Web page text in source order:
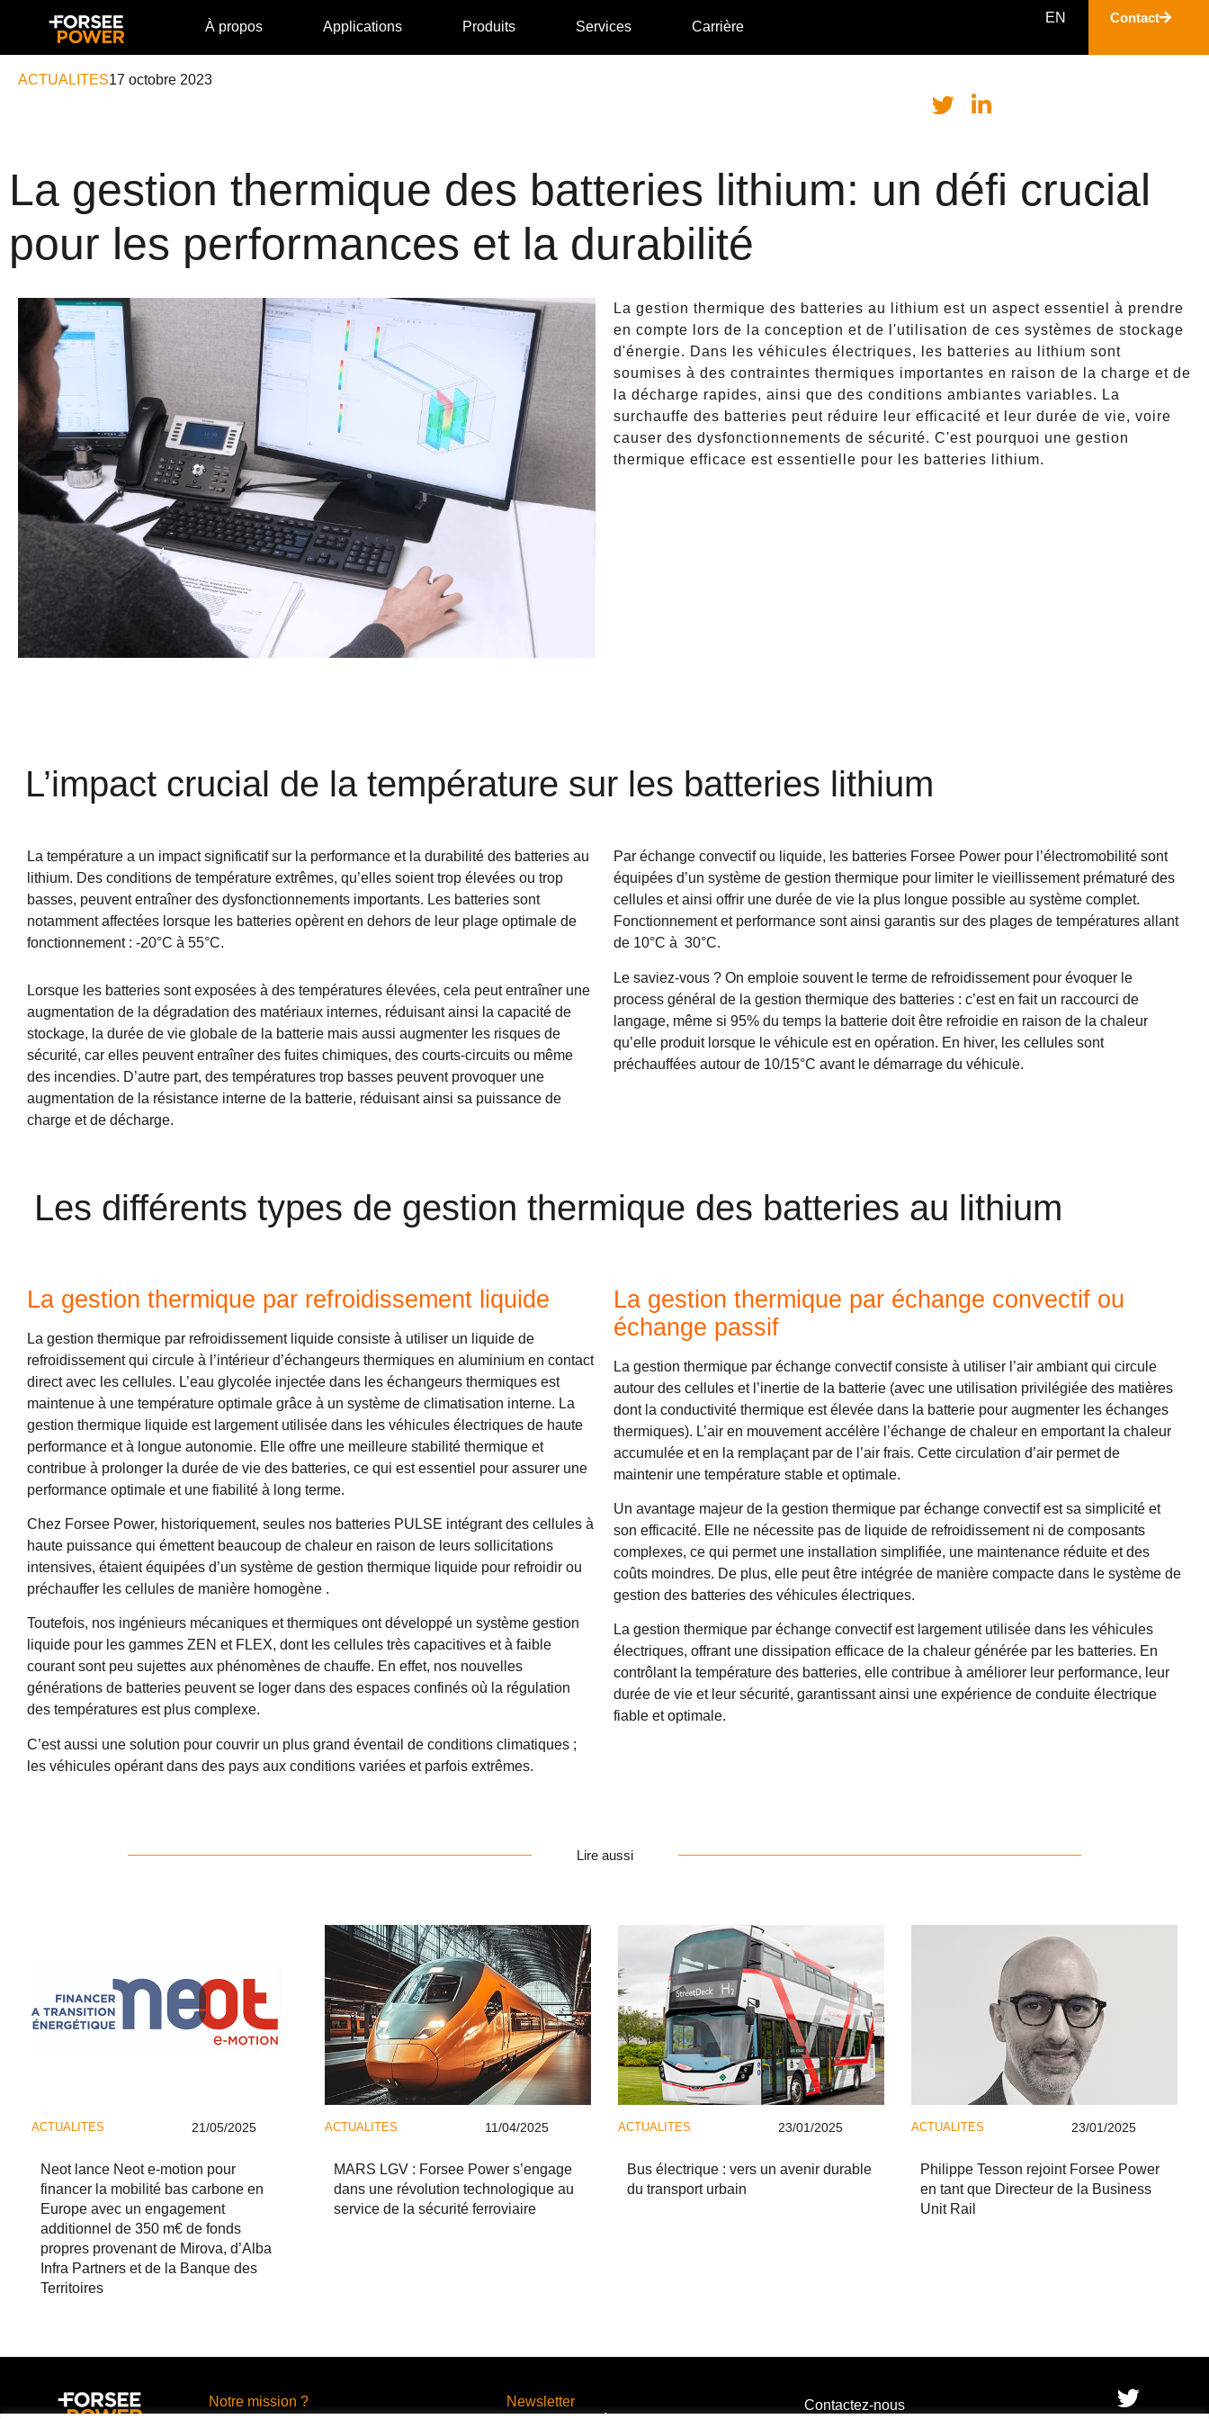
À propos Applications Produits Services Carrière
EN Contact
ACTUALITES17 octobre 2023
La gestion thermique des batteries lithium: un défi crucial
pour les performances et la durabilité
La gestion thermique des batteries au lithium est un aspect essentiel à prendre
en compte lors de la conception et de l'utilisation de ces systèmes de stockage
d'énergie. Dans les véhicules électriques, les batteries au lithium sont
soumises à des contraintes thermiques importantes en raison de la charge et de
la décharge rapides, ainsi que des conditions ambiantes variables. La
surchauffe des batteries peut réduire leur efficacité et leur durée de vie, voire
causer des dysfonctionnements de sécurité. C'est pourquoi une gestion
thermique efficace est essentielle pour les batteries lithium.
L’impact crucial de la température sur les batteries lithium
La température a un impact significatif sur la performance et la durabilité des batteries au
lithium. Des conditions de température extrêmes, qu’elles soient trop élevées ou trop
basses, peuvent entraîner des dysfonctionnements importants. Les batteries sont
notamment affectées lorsque les batteries opèrent en dehors de leur plage optimale de
fonctionnement : -20°C à 55°C.
Lorsque les batteries sont exposées à des températures élevées, cela peut entraîner une
augmentation de la dégradation des matériaux internes, réduisant ainsi la capacité de
stockage, la durée de vie globale de la batterie mais aussi augmenter les risques de
sécurité, car elles peuvent entraîner des fuites chimiques, des courts-circuits ou même
des incendies. D’autre part, des températures trop basses peuvent provoquer une
augmentation de la résistance interne de la batterie, réduisant ainsi sa puissance de
charge et de décharge.
Par échange convectif ou liquide, les batteries Forsee Power pour l’électromobilité sont
équipées d’un système de gestion thermique pour limiter le vieillissement prématuré des
cellules et ainsi offrir une durée de vie la plus longue possible au système complet.
Fonctionnement et performance sont ainsi garantis sur des plages de températures allant
de 10°C à 30°C.
Le saviez-vous ? On emploie souvent le terme de refroidissement pour évoquer le
process général de la gestion thermique des batteries : c’est en fait un raccourci de
langage, même si 95% du temps la batterie doit être refroidie en raison de la chaleur
qu’elle produit lorsque le véhicule est en opération. En hiver, les cellules sont
préchauffées autour de 10/15°C avant le démarrage du véhicule.
Les différents types de gestion thermique des batteries au lithium
La gestion thermique par refroidissement liquide
La gestion thermique par refroidissement liquide consiste à utiliser un liquide de
refroidissement qui circule à l’intérieur d’échangeurs thermiques en aluminium en contact
direct avec les cellules. L’eau glycolée injectée dans les échangeurs thermiques est
maintenue à une température optimale grâce à un système de climatisation interne. La
gestion thermique liquide est largement utilisée dans les véhicules électriques de haute
performance et à longue autonomie. Elle offre une meilleure stabilité thermique et
contribue à prolonger la durée de vie des batteries, ce qui est essentiel pour assurer une
performance optimale et une fiabilité à long terme.
Chez Forsee Power, historiquement, seules nos batteries PULSE intégrant des cellules à
haute puissance qui émettent beaucoup de chaleur en raison de leurs sollicitations
intensives, étaient équipées d’un système de gestion thermique liquide pour refroidir ou
préchauffer les cellules de manière homogène .
Toutefois, nos ingénieurs mécaniques et thermiques ont développé un système gestion
liquide pour les gammes ZEN et FLEX, dont les cellules très capacitives et à faible
courant sont peu sujettes aux phénomènes de chauffe. En effet, nos nouvelles
générations de batteries peuvent se loger dans des espaces confinés où la régulation
des températures est plus complexe.
C’est aussi une solution pour couvrir un plus grand éventail de conditions climatiques ;
les véhicules opérant dans des pays aux conditions variées et parfois extrêmes.
La gestion thermique par échange convectif ou
échange passif
La gestion thermique par échange convectif consiste à utiliser l’air ambiant qui circule
autour des cellules et l’inertie de la batterie (avec une utilisation privilégiée des matières
dont la conductivité thermique est élevée dans la batterie pour augmenter les échanges
thermiques). L’air en mouvement accélère l’échange de chaleur en emportant la chaleur
accumulée et en la remplaçant par de l’air frais. Cette circulation d’air permet de
maintenir une température stable et optimale.
Un avantage majeur de la gestion thermique par échange convectif est sa simplicité et
son efficacité. Elle ne nécessite pas de liquide de refroidissement ni de composants
complexes, ce qui permet une installation simplifiée, une maintenance réduite et des
coûts moindres. De plus, elle peut être intégrée de manière compacte dans le système de
gestion des batteries des véhicules électriques.
La gestion thermique par échange convectif est largement utilisée dans les véhicules
électriques, offrant une dissipation efficace de la chaleur générée par les batteries. En
contrôlant la température des batteries, elle contribue à améliorer leur performance, leur
durée de vie et leur sécurité, garantissant ainsi une expérience de conduite électrique
fiable et optimale.
Lire aussi
ACTUALITES 21/05/2025
Neot lance Neot e-motion pour
financer la mobilité bas carbone en
Europe avec un engagement
additionnel de 350 m€ de fonds
propres provenant de Mirova, d’Alba
Infra Partners et de la Banque des
Territoires
ACTUALITES 11/04/2025
MARS LGV : Forsee Power s’engage
dans une révolution technologique au
service de la sécurité ferroviaire
ACTUALITES 23/01/2025
Bus électrique : vers un avenir durable
du transport urbain
ACTUALITES 23/01/2025
Philippe Tesson rejoint Forsee Power
en tant que Directeur de la Business
Unit Rail
Notre mission ?
Newsletter
Contactez-nous